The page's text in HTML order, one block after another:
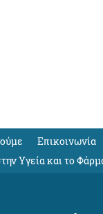
Eπικοινωνία
Υγεία και το